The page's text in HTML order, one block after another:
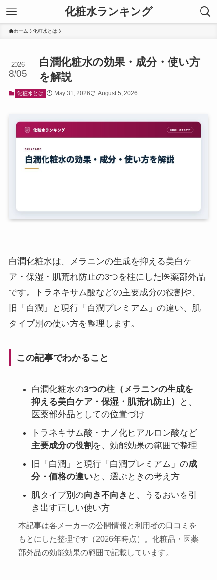
化粧水ランキング
ホーム 化粧水とは
白潤化粧水の効果・成分・使い方
を解説
2026
8/05
化粧水とは May 31, 2026 August 5, 2026
白潤化粧水は、メラニンの生成を抑える美白ケ
ア・保湿・肌荒れ防止の3つを柱にした医薬部外品
です。トラネキサム酸などの主要成分の役割や、
旧「白潤」と現行「白潤プレミアム」の違い、肌
タイプ別の使い方を整理します。
この記事でわかること
白潤化粧水の3つの柱（メラニンの生成を
抑える美白ケア・保湿・肌荒れ防止）
と、
医薬部外品としての位置づけ
トラネキサム酸・ナノ化ヒアルロン酸など
主要成分の役割 を、効能効果の範囲で整理
旧「白潤」と現行「白潤プレミアム」の成
分・価格の違いと、選ぶときの考え方
肌タイプ別の向き不向き と、うるおいを引
き出す正しい使い方
本記事は各メーカーの公開情報と利用者の口コミを
もとにした整理です（2026年時点）。化粧品・医薬
部外品の効能効果の範囲で記載しています。